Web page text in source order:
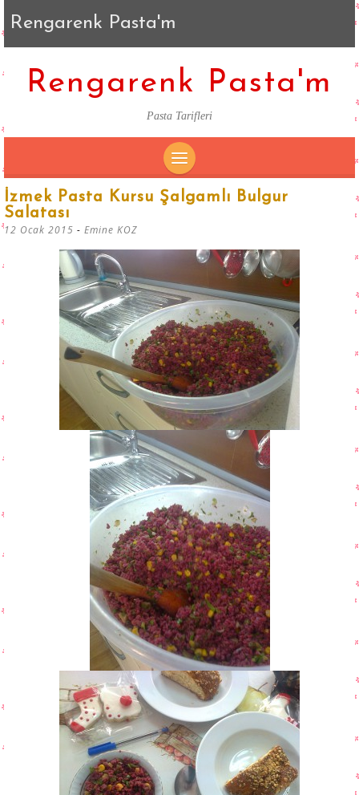
Rengarenk Pasta'm
Rengarenk Pasta'm
Pasta Tarifleri
SKIP
TO
İzmek Pasta Kursu Şalgamlı Bulgur
Salatası
12 Ocak 2015 - Emine KOZ